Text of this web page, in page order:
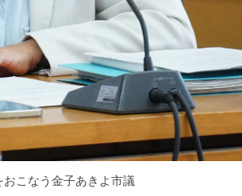
こなう金子あきよ市議